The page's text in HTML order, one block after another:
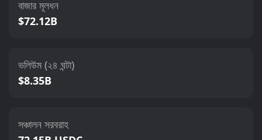
বাজার মূলধন
$72.12B
ভলিউম (২৪ ঘন্টা)
$8.35B
সঞ্চালন সরবরাহ